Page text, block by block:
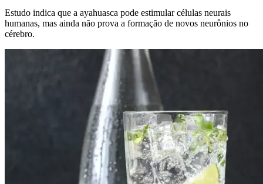
Estudo indica que a ayahuasca pode estimular células neurais
humanas, mas ainda não prova a formação de novos neurônios no
cérebro.